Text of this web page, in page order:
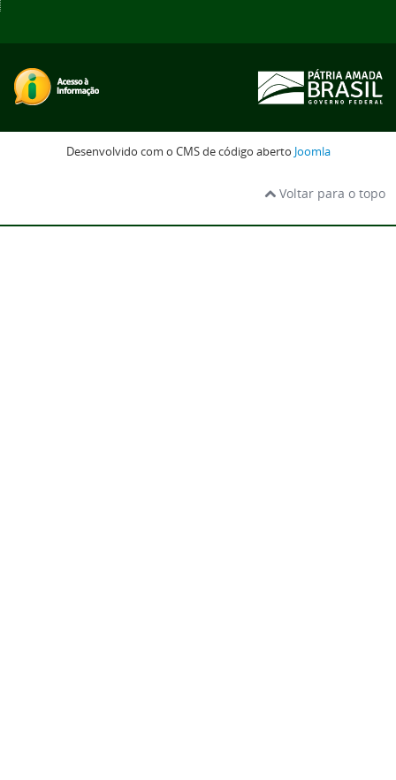
Desenvolvido com o CMS de código aberto Joomla
Voltar para o topo